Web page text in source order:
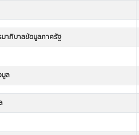
าภิบาลข้อมูลภาครัฐ
ล